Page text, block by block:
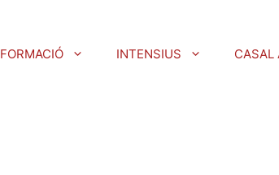
FORMACIÓ INTENSIUS CASAL